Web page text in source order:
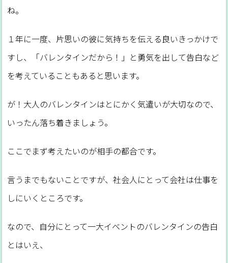
ね。
１年に一度、片思いの彼に気持ちを伝える良いきっかけで
すし、「バレンタインだから！」と勇気を出して告白など
を考えていることもあると思います。
が！大人のバレンタインはとにかく気遣いが大切なので、
いったん落ち着きましょう。
ここでまず考えたいのが相手の都合です。
言うまでもないことですが、社会人にとって会社は仕事を
しにいくところです。
なので、自分にとって一大イベントのバレンタインの告白
とはいえ、